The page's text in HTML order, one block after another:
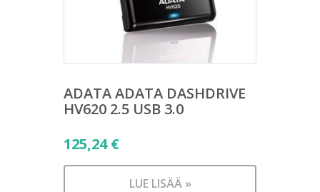
ADATA ADATA DASHDRIVE
HV620 2.5 USB 3.0
125,24€
LUE LISÄÄ »